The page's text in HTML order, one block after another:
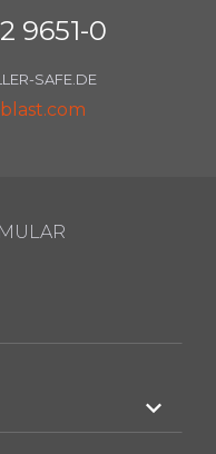
9651-0
SAFE.DE